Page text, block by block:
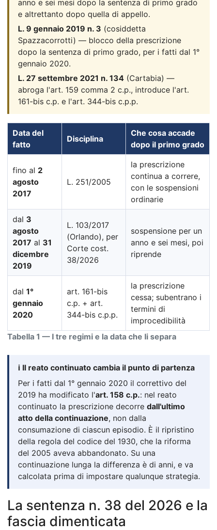
anno e sei mesi dopo la sentenza di primo grado
e altrettanto dopo quella di appello.
L. 9 gennaio 2019 n. 3 (cosiddetta
Spazzacorrotti) — blocco della prescrizione
dopo la sentenza di primo grado, per i fatti dal 1°
gennaio 2020.
L. 27 settembre 2021 n. 134 (Cartabia) —
abroga l'art. 159 comma 2 c.p., introduce l'art.
161-bis c.p. e l'art. 344-bis c.p.p.
Tabella 1 — I tre regimi e la data che li separa
Data del
fatto
Disciplina
Che cosa accade
dopo il primo grado
fino al 2
agosto
2017
L. 251/2005
la prescrizione
continua a correre,
con le sospensioni
ordinarie
dal 3
agosto
2017 al 31
dicembre
2019
L. 103/2017
(Orlando), per
Corte cost.
38/2026
sospensione per un
anno e sei mesi, poi
riprende
dal 1°
gennaio
2020
art. 161-bis
c.p. + art.
344-bis c.p.p.
la prescrizione
cessa; subentrano i
termini di
improcedibilità
ℹ️ Il reato continuato cambia il punto di partenza
Per i fatti dal 1° gennaio 2020 il correttivo del
2019 ha modificato l'art. 158 c.p.: nel reato
continuato la prescrizione decorre dall'ultimo
atto della continuazione, non dalla
consumazione di ciascun episodio. È il ripristino
della regola del codice del 1930, che la riforma
del 2005 aveva abbandonato. Su una
continuazione lunga la differenza è di anni, e va
calcolata prima di impostare qualunque strategia.
La sentenza n. 38 del 2026 e la
fascia dimenticata